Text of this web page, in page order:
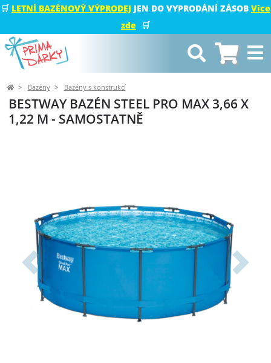
🛒 LETNÍ BAZÉNOVÝ VÝPRODEJ JEN DO VYPRODÁNÍ ZÁSOB Více
zde
🛒
Bazény Bazény s konstrukcí
BESTWAY BAZÉN STEEL PRO MAX 3,66 X
1,22 M - SAMOSTATNĚ
Předchozí Další